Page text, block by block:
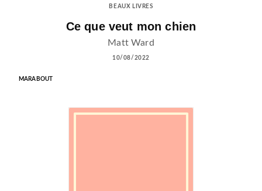
BEAUX LIVRES
Ce que veut mon chien
Matt Ward
10/08/2022
MARABOUT